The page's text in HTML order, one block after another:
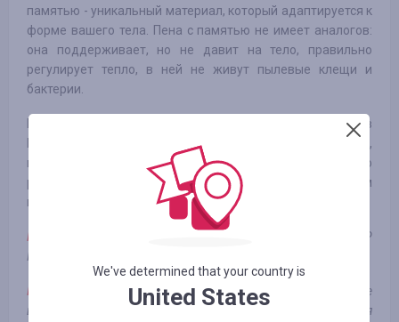
памятью - уникальный материал, который адаптируется к
форме вашего тела. Пена с памятью не имеет аналогов:
она поддерживает, но не давит на тело, правильно
регулирует тепло, в ней не живут пылевые клещи и
бактерии.
Продукция Dormeo была разработана в Италии. Сейчас в
Италии сосредоточено только производство матрасов,
все остальные товары производятся в Китае, но
разработкой товара, внедрением технологий и контролем
качества занимаются европейские специалисты.
Регион:
Украина, кроме Луганской, Донецкой областей и АР
Крым.
Примечание**:Уважаемые пользователи, обратите
внимание, что Cashback в данном магазине возвращается
We've determined that your country is
United States